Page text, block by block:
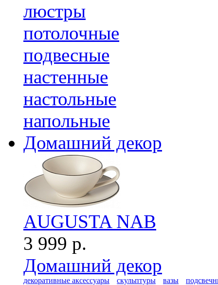
люстры
потолочные
подвесные
настенные
настольные
напольные
Домашний декор
AUGUSTA NAB
3 999 р.
Домашний декор
декоративные аксессуары скульптуры вазы